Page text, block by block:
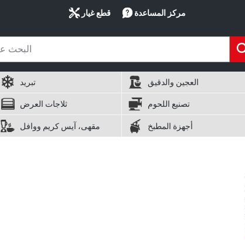
قطع غيار مركز المساعدة
تبريد العجين والدقيق
ثلاجات العرض تصنيع اللحوم
مقهى، آيس كريم ووافل أجهزة المطبخ